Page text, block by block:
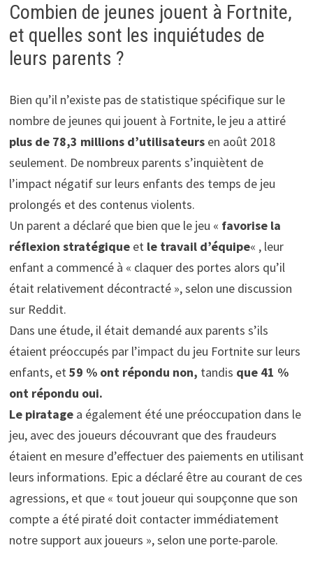
Combien de jeunes jouent à Fortnite,
et quelles sont les inquiétudes de
leurs parents ?
Bien qu’il n’existe pas de statistique spécifique sur le
nombre de jeunes qui jouent à Fortnite, le jeu a attiré
plus de 78,3 millions d’utilisateurs en août 2018
seulement. De nombreux parents s’inquiètent de
l’impact négatif sur leurs enfants des temps de jeu
prolongés et des contenus violents.
Un parent a déclaré que bien que le jeu « favorise la
réflexion stratégiqueet le travail d’équipe« , leur
enfant a commencé à « claquer des portes alors qu’il
était relativement décontracté », selon une discussion
sur Reddit.
Dans une étude, il était demandé aux parents s’ils
étaient préoccupés par l’impact du jeu Fortnite sur leurs
enfants, et59 % ont répondu non, tandis que 41 %
ont répondu oui.
Le piratage a également été une préoccupation dans le
jeu, avec des joueurs découvrant que des fraudeurs
étaient en mesure d’effectuer des paiements en utilisant
leurs informations. Epic a déclaré être au courant de ces
agressions, et que « tout joueur qui soupçonne que son
compte a été piraté doit contacter immédiatement
notre support aux joueurs », selon une porte-parole.